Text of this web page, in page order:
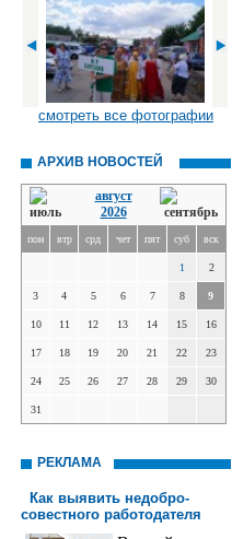
смотреть все фотографии
АРХИВ НОВОСТЕЙ
август
2026
пон втр срд чет пят суб вск
1 2
3 4 5 6 7 8 9
10 11 12 13 14 15 16
17 18 19 20 21 22 23
24 25 26 27 28 29 30
31
РЕКЛАМА
Как выявить недобро­
совестного работодателя